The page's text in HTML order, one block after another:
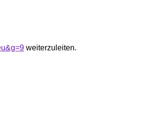
weiterzuleiten.